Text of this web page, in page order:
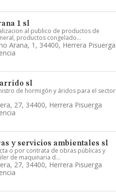
1 sl
al publico de productos de
productos congelado...
Arana, 1, 34400, Herrera Pisuerga
sl
de hormigón y áridos para el sector
27, 34400, Herrera Pisuerga
y servicios ambientales sl
o por contrata de obras públicas y
de maquinaria d...
27, 34400, Herrera Pisuerga